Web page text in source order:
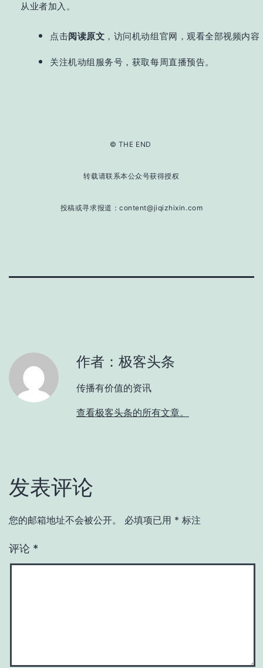
从业者加入 。
点击阅读原文 ，访问机动组官网，观看全部视频内容
关注机动组服务号， 获取每周直播预告。
© THE END
转载请联系本公众号获得授权
投稿或寻求报道：content@jiqizhixin.com
作者：极客头条
传播有价值的资讯
查看极客头条的所有文章。
发表评论
您的邮箱地址不会被公开。 必填项已用 * 标注
评论 *